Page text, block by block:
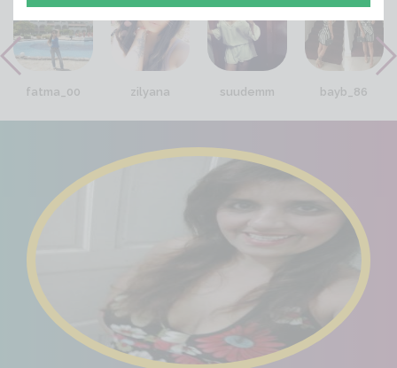
fatma_00 zilyana suudemm bayb_86